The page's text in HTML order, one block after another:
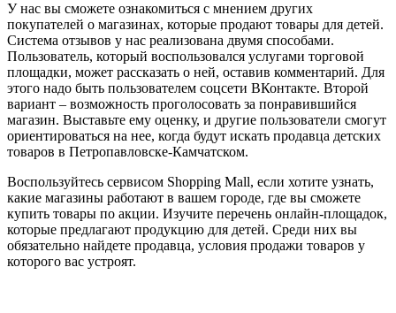
У нас вы сможете ознакомиться с мнением других
покупателей о магазинах, которые продают товары для детей.
Система отзывов у нас реализована двумя способами.
Пользователь, который воспользовался услугами торговой
площадки, может рассказать о ней, оставив комментарий. Для
этого надо быть пользователем соцсети ВКонтакте. Второй
вариант – возможность проголосовать за понравившийся
магазин. Выставьте ему оценку, и другие пользователи смогут
ориентироваться на нее, когда будут искать продавца детских
товаров в Петропавловске-Камчатском.
Воспользуйтесь сервисом Shopping Mall, если хотите узнать,
какие магазины работают в вашем городе, где вы сможете
купить товары по акции. Изучите перечень онлайн-площадок,
которые предлагают продукцию для детей. Среди них вы
обязательно найдете продавца, условия продажи товаров у
которого вас устроят.